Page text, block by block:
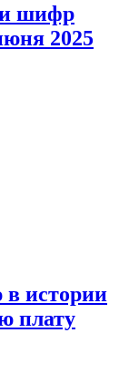
и шифр
2025
в истории
плату